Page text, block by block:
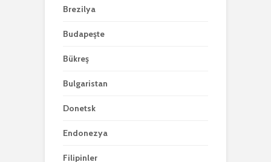
Brezilya
Budapeşte
Bükreş
Bulgaristan
Donetsk
Endonezya
Filipinler